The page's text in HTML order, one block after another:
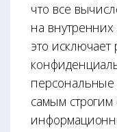
что все
на
это исключает
персональные
самым строгим